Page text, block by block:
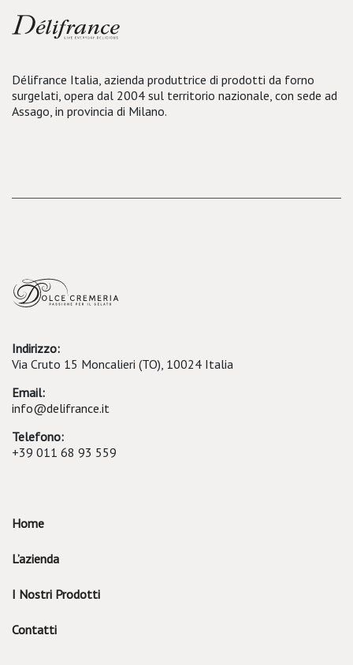
Délifrance Italia, azienda produttrice di prodotti da forno
surgelati, opera dal 2004 sul territorio nazionale, con sede ad
Assago, in provincia di Milano.
Indirizzo:
Via Cruto 15 Moncalieri (TO), 10024 Italia
Email:
info@delifrance.it
Telefono:
+39 011 68 93 559
Home
L’azienda
I Nostri Prodotti
Contatti